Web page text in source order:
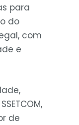
para
do
com
e
de